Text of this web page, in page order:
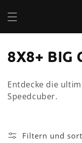
zum
Inhalt
K
T
G
8X8+ BIG
Entdecke die
Speedcuber.
Filtern und